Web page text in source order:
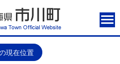
現在位置